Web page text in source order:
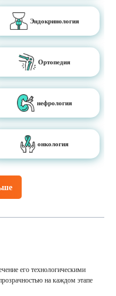
Эндокринология
Ортопедия
нефрология
онкология
его технологическими
на каждом этапе